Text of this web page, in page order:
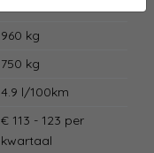
960 kg
750 kg
4.9 l/100km
€ 113 - 123 per
kwartaal